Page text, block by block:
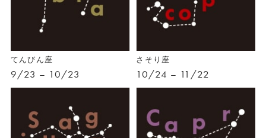
てんびん座
9/23 – 10/23
さそり座
10/24 – 11/22